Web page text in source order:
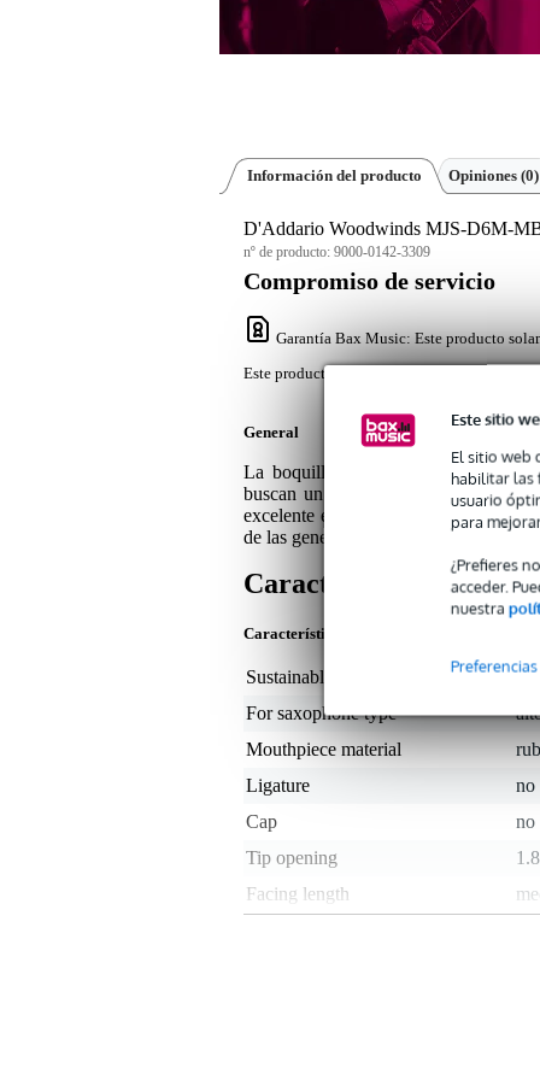
Este sitio
El sitio web
habilitar las
usuario
para
¿Prefieres
acceder.
nuestra
Información del producto Opiniones (0)
D'Addario Woodwinds MJS-D6M-
nº de producto: 9000-0142-3309
Compromiso de servicio
Garantía Bax Music: Este producto
Este producto solamente tiene una garantía
General
La boquilla para saxofón alto
buscan un sonido clásico con
excelente equilibrio de control y
de las generaciones anteriores.
Características
Características del producto
Sustainable product
For saxophone type
Mouthpiece material
Ligature
no
Cap
no
Tip opening
Facing length